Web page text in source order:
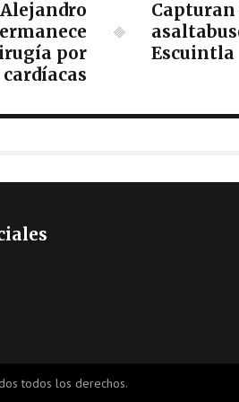
por
Capturan
Escuintla
todos los derechos.